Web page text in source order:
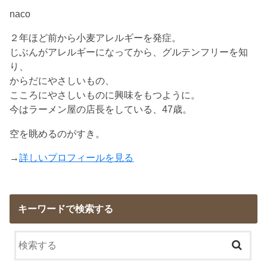
naco
２年ほど前から小麦アレルギーを発症。
じぶんがアレルギーになってから、グルテンフリーを知
り、
からだにやさしいもの、
こころにやさしいものに興味をもつように。
今はラーメン屋の店長をしている、47歳。
空を眺めるのがすき。
→詳しいプロフィールを見る
キーワードで検索する